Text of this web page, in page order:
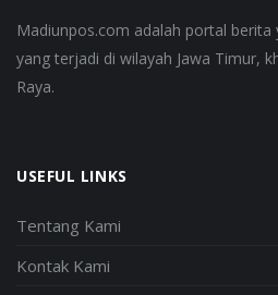
Madiunpos.com adalah portal
yang terjadi di wilayah Jawa Timur,
Raya.
USEFUL LINKS
Tentang Kami
Kontak Kami